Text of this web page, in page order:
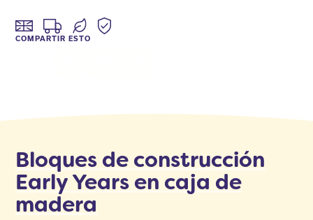
COMPARTIR ESTO
Bloques de construcción
Early Years en caja de
madera